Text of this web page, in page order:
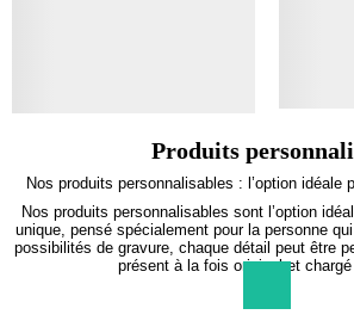
Produits
Nos produits personnalisables : l’option idéale
Nos produits personnalisables sont l’option
unique, pensé spécialement pour la personne
possibilités de gravure, chaque détail peut être
présent à la fois original et chargé